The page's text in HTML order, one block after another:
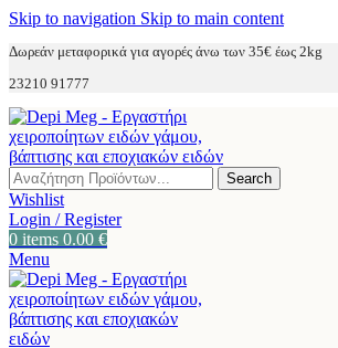
Skip to navigation Skip to main content
Δωρεάν μεταφορικά για αγορές άνω των 35€ έως 2kg
23210 91777
Search
Wishlist
Login / Register
0 items 0.00 €
Menu